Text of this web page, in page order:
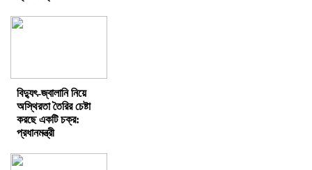
বিদ্যুৎ-জ্বালানি নিয়ে
অস্থিরতা তৈরির চেষ্টা
করছে একটি চক্র:
প্রধানমন্ত্রী